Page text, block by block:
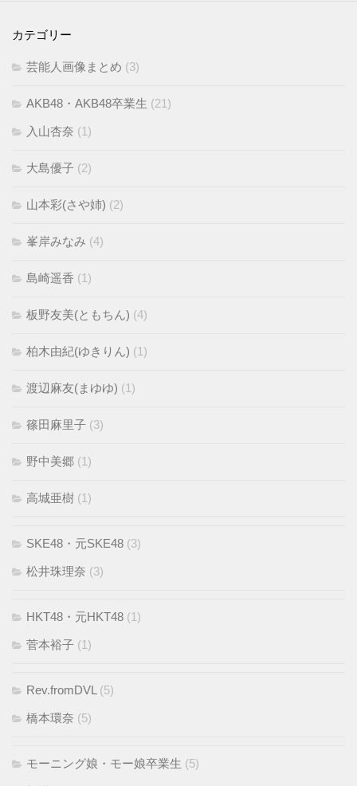
カテゴリー
芸能人画像まとめ (3)
AKB48・AKB48卒業生 (21)
入山杏奈 (1)
大島優子 (2)
山本彩(さや姉) (2)
峯岸みなみ (4)
島崎遥香 (1)
板野友美(ともちん) (4)
柏木由紀(ゆきりん) (1)
渡辺麻友(まゆゆ) (1)
篠田麻里子 (3)
野中美郷 (1)
高城亜樹 (1)
SKE48・元SKE48 (3)
松井珠理奈 (3)
HKT48・元HKT48 (1)
菅本裕子 (1)
Rev.fromDVL (5)
橋本環奈 (5)
モーニング娘・モー娘卒業生 (5)